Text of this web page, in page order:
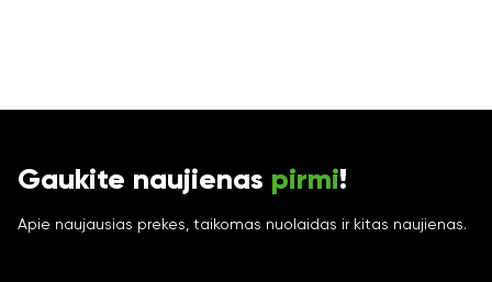
Gaukite naujienas pirmi!
Apie naujausias prekes, taikomas nuolaidas ir kitas naujienas.